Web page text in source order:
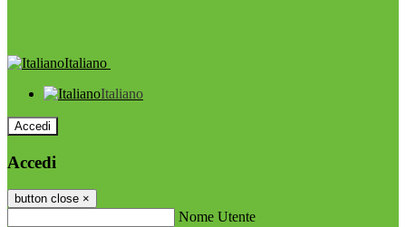
Italiano
Italiano
Accedi
Accedi
button close ×
Nome Utente